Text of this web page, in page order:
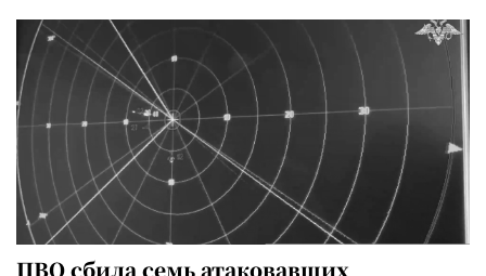
ПВО сбила семь атаковавших